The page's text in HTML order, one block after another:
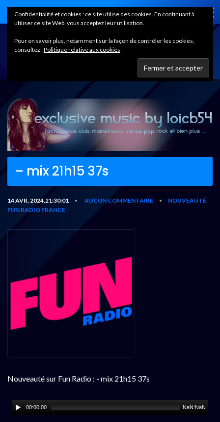
Home
– mix 21h15 37s
14 AVR, 2024,21:30:01 • AUCUN COMMENTAIRE •
NOUVEAUTÉ
FUN RADIO FRANCE
Nouveauté sur Fun Radio : - mix 21h15 37s
00:00:00 NaN:NaN
Confidentialité et cookies : ce site utilise des cookies. En continuant à
utiliser ce site Web, vous acceptez leur utilisation.
Pour en savoir plus, notamment sur la façon de contrôler les cookies,
consultez :Politique relative aux cookies